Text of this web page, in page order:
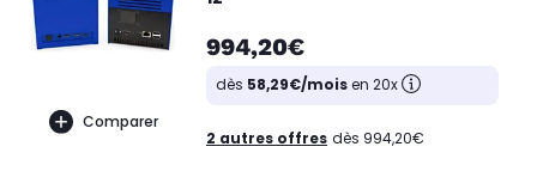
Comparer
994,20€
dès 58,29€/moisen 20x
2 autres offres dès 994,20€